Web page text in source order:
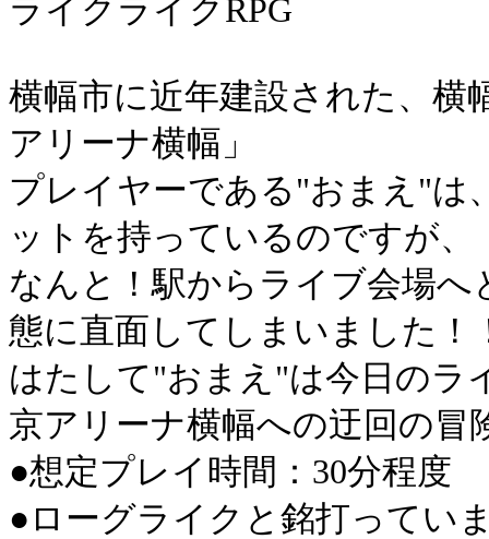
ライクライクRPG
横幅市に近年建設された、横
アリーナ横幅」
プレイヤーである"おまえ"は
ットを持っているのですが、
なんと！駅からライブ会場
態に直面してしまいました！
はたして"おまえ"は今日のラ
京アリーナ横幅への迂回の冒
●想定プレイ時間：30分程度
●ローグライクと銘打ってい